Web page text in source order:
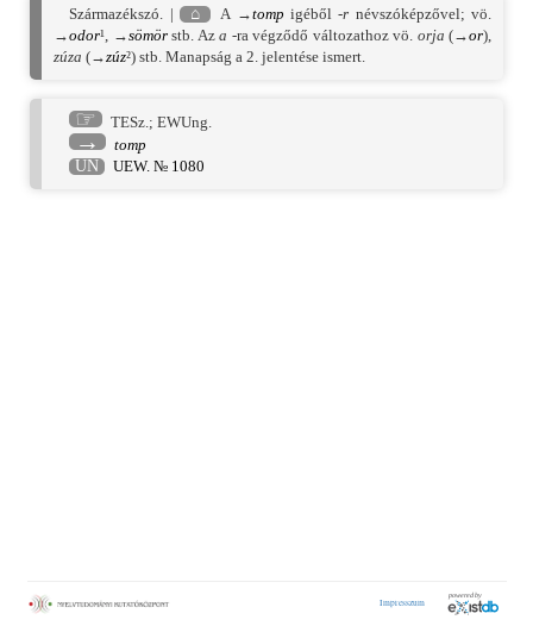
Származékszó. | ⌂ A →tomp igéből-r névszóképzővel; vö.
→odor¹, →sömörstb. Az a -ra végződő változathoz vö. orja (→or),
zúza (→zúz²) stb. Manapság a 2. jelentése ismert.
☞ TESz.;EWUng.
→
tomp
UN
UEW. № 1080